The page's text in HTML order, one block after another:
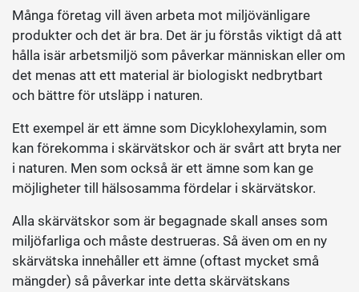
Många företag vill även arbeta mot miljövänligare
produkter och det är bra. Det är ju förstås viktigt då att
hålla isär arbetsmiljö som påverkar människan eller om
det menas att ett material är biologiskt nedbrytbart
och bättre för utsläpp i naturen.
Ett exempel är ett ämne som Dicyklohexylamin, som
kan förekomma i skärvätskor och är svårt att bryta ner
i naturen. Men som också är ett ämne som kan ge
möjligheter till hälsosamma fördelar i skärvätskor.
Alla skärvätskor som är begagnade skall anses som
miljöfarliga och måste destrueras. Så även om en ny
skärvätska innehåller ett ämne (oftast mycket små
mängder) så påverkar inte detta skärvätskans